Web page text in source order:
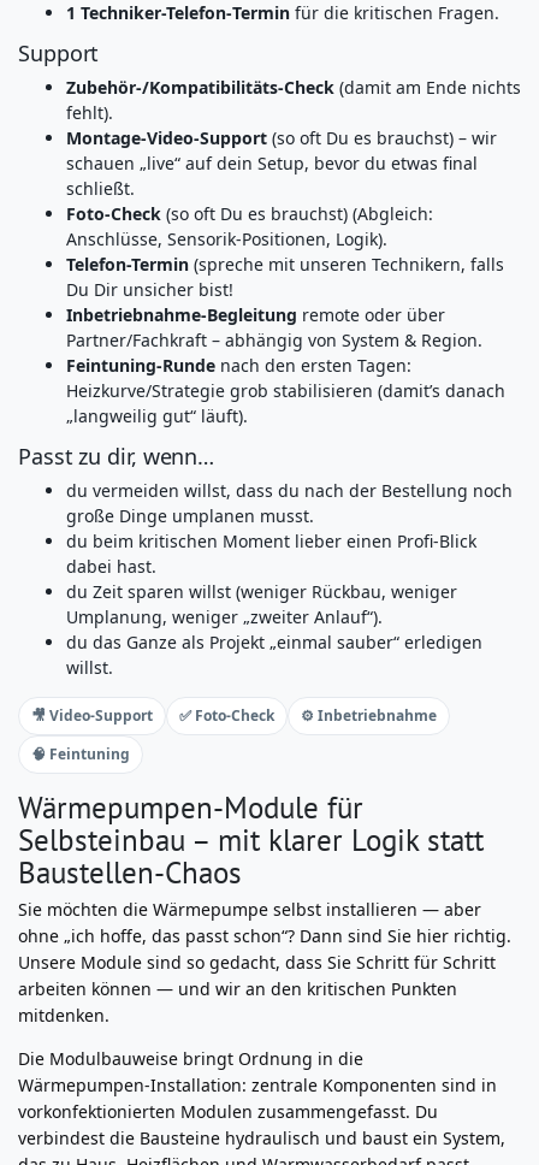
1 Techniker-Telefon‑Termin für die kritischen Fragen.
Support
Zubehör-/Kompatibilitäts‑Check (damit am Ende nichts
fehlt).
Montage‑Video‑Support (so oft Du es brauchst) – wir
schauen „live“ auf dein Setup, bevor du etwas final
schließt.
Foto‑Check (so oft Du es brauchst) (Abgleich:
Anschlüsse, Sensorik‑Positionen, Logik).
Telefon-Termin (spreche mit unseren Technikern, falls
Du Dir unsicher bist!
Inbetriebnahme‑Begleitung remote oder über
Partner/Fachkraft – abhängig von System & Region.
Feintuning‑Runde nach den ersten Tagen:
Heizkurve/Strategie grob stabilisieren (damit’s danach
„langweilig gut“ läuft).
Passt zu dir, wenn…
du vermeiden willst, dass du nach der Bestellung noch
große Dinge umplanen musst.
du beim kritischen Moment lieber einen Profi‑Blick
dabei hast.
du Zeit sparen willst (weniger Rückbau, weniger
Umplanung, weniger „zweiter Anlauf“).
du das Ganze als Projekt „einmal sauber“ erledigen
willst.
🎥 Video‑Support ✅ Foto‑Check
⚙️ Inbetriebnahme
🧠 Feintuning
Wärmepumpen‑Module für
Selbsteinbau – mit klarer Logik statt
Baustellen‑Chaos
Sie möchten die Wärmepumpe selbst installieren — aber
ohne „ich hoffe, das passt schon“? Dann sind Sie hier richtig.
Unsere Module sind so gedacht, dass Sie Schritt für Schritt
arbeiten können — und wir an den kritischen Punkten
mitdenken.
Die Modulbauweise bringt Ordnung in die
Wärmepumpen‑Installation: zentrale Komponenten sind in
vorkonfektionierten Modulen zusammengefasst. Du
verbindest die Bausteine hydraulisch und baust ein System,